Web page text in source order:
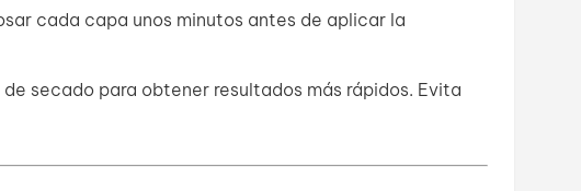
cada capa unos minutos antes de aplicar la
secado para obtener resultados más rápidos. Evita